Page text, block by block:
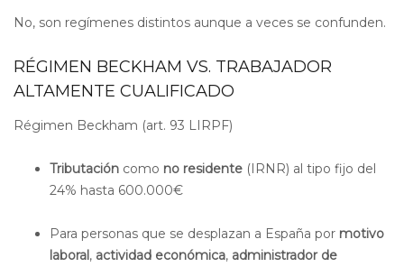
No, son regímenes distintos aunque a veces se confunden.
RÉGIMEN BECKHAM VS. TRABAJADOR
ALTAMENTE CUALIFICADO
Régimen Beckham (art. 93 LIRPF)
Tributación como no residente (IRNR) al tipo fijo del
24% hasta 600.000€
Para personas que se desplazan a España por motivo
laboral, actividad económica, administrador de